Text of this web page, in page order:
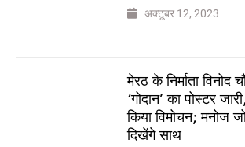
अक्टूबर 12, 2023
मेरठ के निर्माता विनोद
‘गोदान’ का पोस्टर
किया विमोचन; मनोज
दिखेंगे साथ